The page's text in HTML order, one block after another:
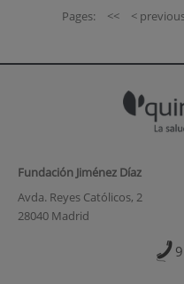
Pages:
<< <
Fundación Jiménez Díaz
Avda. Reyes Católicos, 2
28040 Madrid